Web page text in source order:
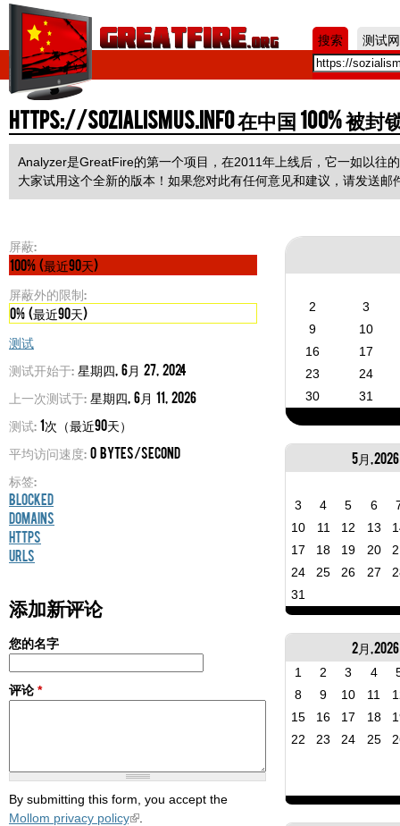
搜索 测试
https://sozialismus.info 在中国 100% 被封
Analyzer是GreatFire的第一个项目，在2011年上线后，它一如以往
大家试用这个全新的版本！如果您对此有任何意见和建议，请发送邮
2
3
9
10
16
17
23
24
30
31
5月, 2026
3 4 5 6
10
11 12 13
17
18 19 20
24
25 26 27
31
2月, 2026
1 2 3 4
8
9 10 11
15
16 17 18
22
23 24 25
屏蔽:
100% (最近90天)
屏蔽外的限制:
0% (最近90天)
测试
测试开始于: 星期四, 6月 27, 2024
上一次测试于: 星期四, 6月 11, 2026
测试: 1次（最近90天）
平均访问速度: 0 bytes/second
标签:
Blocked
Domains
HTTPS
URLs
添加新评论
您的名字
评论 *
By submitting this form, you accept the
Mollom privacy policy